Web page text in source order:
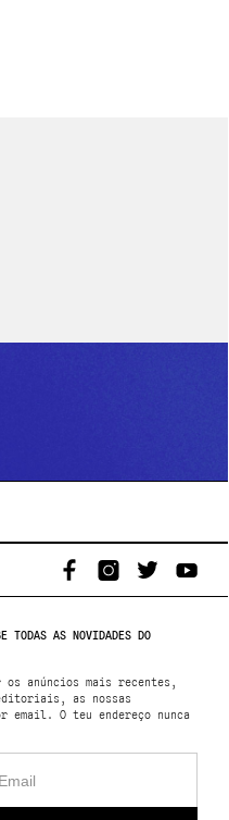
TODAS AS NOVIDADES DO
os anúncios mais recentes,
as nossas
O teu endereço nunca